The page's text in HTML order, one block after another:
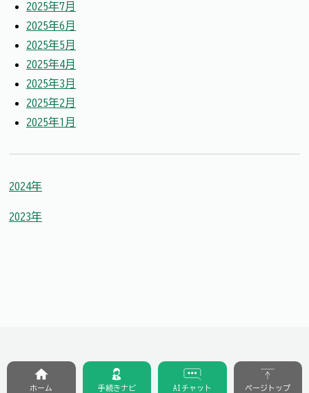
2025年7月
2025年6月
2025年5月
2025年4月
2025年3月
2025年2月
2025年1月
2024年
2023年
ホーム 手続きナビ AIチャット ページトップ